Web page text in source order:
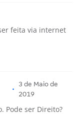
feita via internet
•
3 de Maio de
2019
Pode ser Direito?